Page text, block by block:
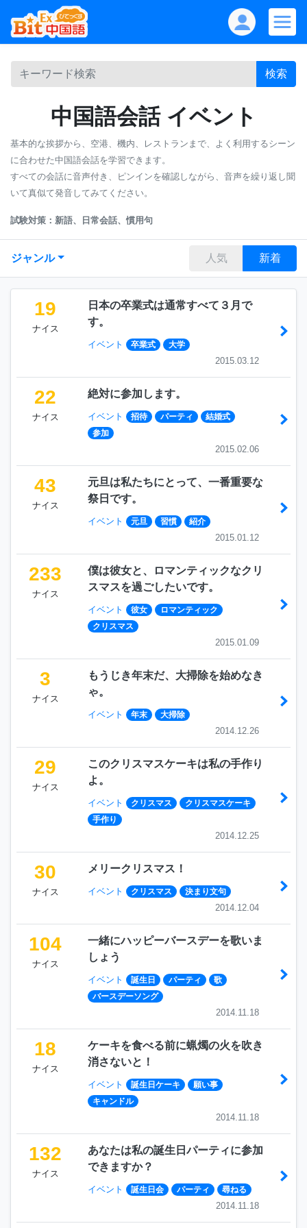
検索
中国語会話 イベント
基本的な挨拶から、空港、機内、レストランまで、よく利用するシーン
に合わせた中国語会話を学習できます。
すべての会話に音声付き、ピンインを確認しながら、音声を繰り返し聞
いて真似て発音してみてください。
試験対策：新語、日常会話、慣用句
ジャンル 人気 新着
19
ナイス
日本の卒業式は通常すべて３月で
す。
イベント 卒業式 大学
2015.03.12
22
ナイス
絶対に参加します。
イベント 招待 パーティ
結婚式
参加
2015.02.06
43
ナイス
元旦は私たちにとって、一番重要な
祭日です。
イベント 元旦 習慣 紹介
2015.01.12
233
ナイス
僕は彼女と、ロマンティックなクリ
スマスを過ごしたいです。
イベント 彼女
ロマンティック
クリスマス
2015.01.09
3
ナイス
もうじき年末だ、大掃除を始めなき
ゃ。
イベント 年末 大掃除
2014.12.26
29
ナイス
このクリスマスケーキは私の手作り
よ。
イベント クリスマス
クリスマスケーキ
手作り
2014.12.25
30
ナイス
メリークリスマス！
イベント クリスマス 決まり文句
2014.12.04
104
ナイス
一緒にハッピーバースデーを歌いま
しょう
イベント 誕生日 パーティ
歌
バースデーソング
2014.11.18
18
ナイス
ケーキを食べる前に蝋燭の火を吹き
消さないと！
イベント 誕生日ケーキ
願い事
キャンドル
2014.11.18
132
ナイス
あなたは私の誕生日パーティに参加
できますか？
イベント 誕生日会 パーティ 尋ねる
2014.11.18